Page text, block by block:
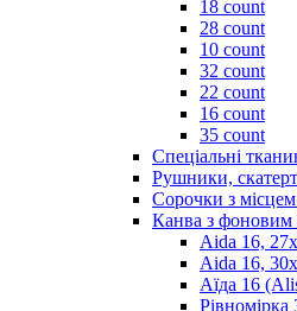
18 count
28 count
10 count
32 count
22 count
16 count
35 count
Спеціальні
Рушники,
Сорочки з
Канва з
Aida 16,
Aida 16,
Аїда 16